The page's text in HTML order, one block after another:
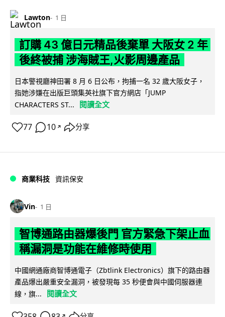
Lawton 1 日
訂購 43 億日元精品後棄單 大阪女 2 年
後終被捕 涉海賊王,火影周邊產品
日本警視廳神田署 8 月 6 日公布，拘捕一名 32 歲大阪女子，
指她涉嫌在出版巨頭集英社旗下官方網店「JUMP
CHARACTERS ST...
閱讀全文
77 10 ↗ 分享
商業科技 資訊保安
Vin 1 日
智博通路由器爆後門 官方緊急下架止血
稱漏洞是功能在維修時使用
中國網通廠商智博通電子（Zbtlink Electronics）旗下的路由器
產品爆出嚴重安全漏洞，被發現每 35 秒便會與中國伺服器連
線，旗...
閱讀全文